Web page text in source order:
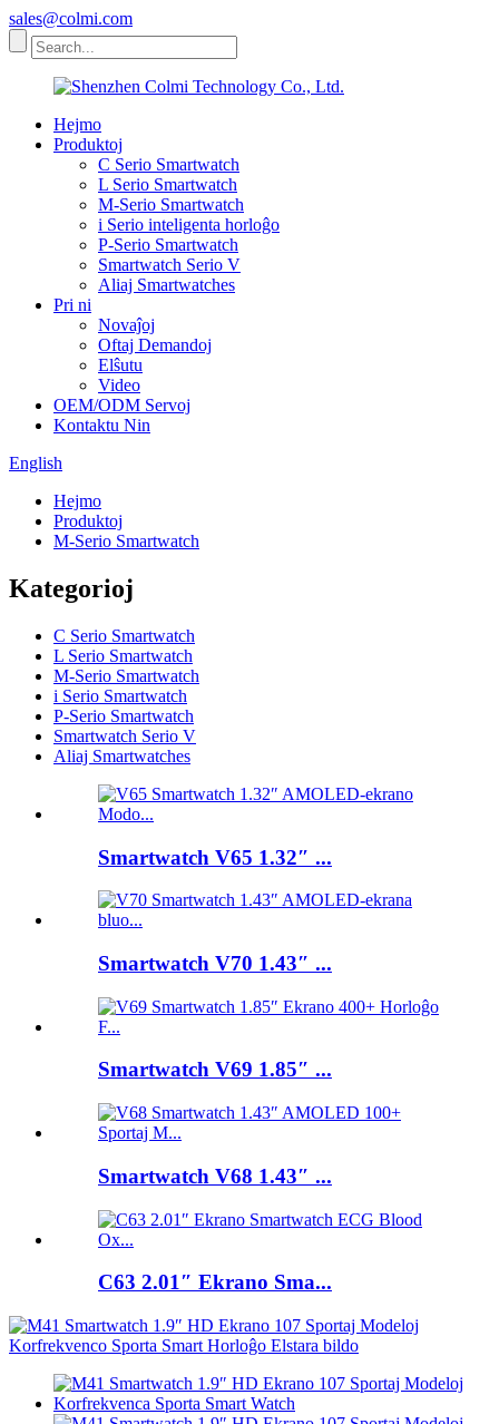
sales@colmi.com
Hejmo
Produktoj
C Serio Smartwatch
L Serio Smartwatch
M-Serio Smartwatch
i Serio inteligenta horloĝo
P-Serio Smartwatch
Smartwatch Serio V
Aliaj Smartwatches
Pri ni
Novaĵoj
Oftaj Demandoj
Elŝutu
Video
OEM/ODM Servoj
Kontaktu Nin
English
Hejmo
Produktoj
M-Serio Smartwatch
Kategorioj
C Serio Smartwatch
L Serio Smartwatch
M-Serio Smartwatch
i Serio Smartwatch
P-Serio Smartwatch
Smartwatch Serio V
Aliaj Smartwatches
Smartwatch V65 1.32″ ...
Smartwatch V70 1.43″ ...
Smartwatch V69 1.85″ ...
Smartwatch V68 1.43″ ...
C63 2.01″ Ekrano Sma...